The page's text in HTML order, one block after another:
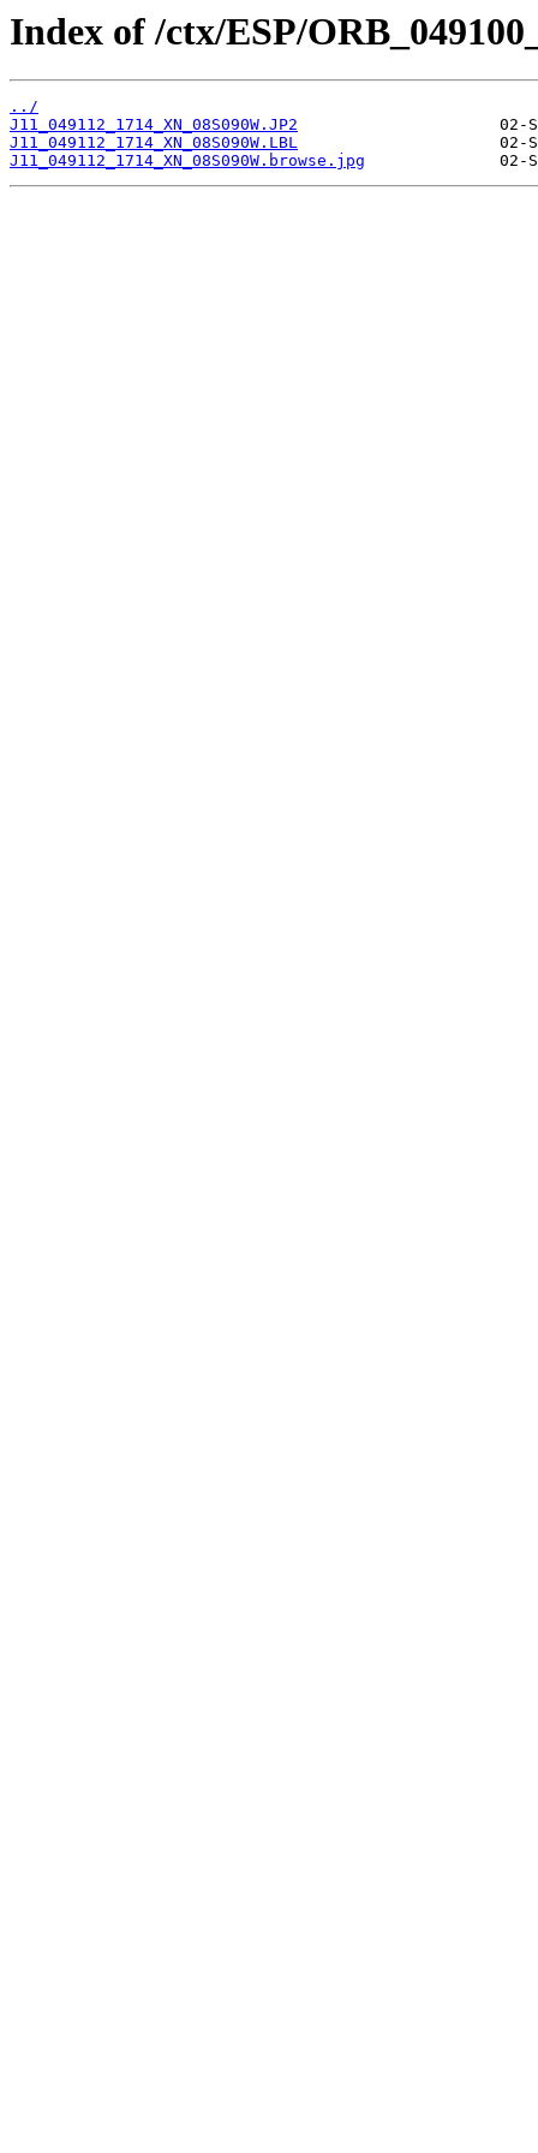
Index of /ctx/ESP/
../
J11_049112_1714_XN_08S090W.JP2
J11_049112_1714_XN_08S090W.LBL
J11_049112_1714_XN_08S090W.browse.jpg